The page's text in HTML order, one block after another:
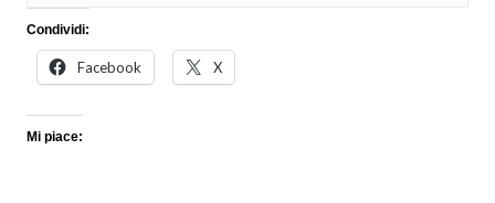
Condividi:
Facebook X
Mi piace: